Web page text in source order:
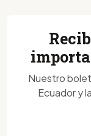
Nuestro
Ecuador y